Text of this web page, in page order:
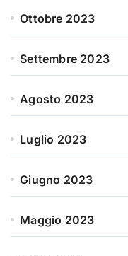
Ottobre 2023
Settembre 2023
Agosto 2023
Luglio 2023
Giugno 2023
Maggio 2023